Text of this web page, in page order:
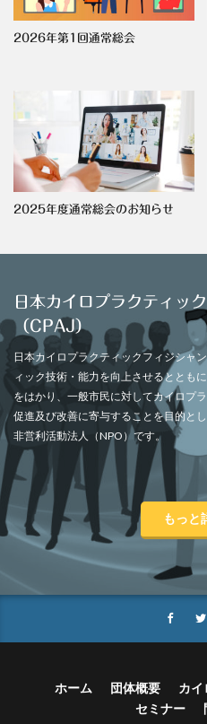
2026年第1回通常総会
2025年度通常総会のお知らせ
日本カイロプラクティッ
（CPAJ）
日本カイロプラクティックフィジシャ
ィック技術・能力を向上させるととも
をはかり、一般市民に対してカイロプ
促進及び改善に寄与することを目的と
非営利活動法人（NPO）です。
もっと
ホーム 団体概要 カイ
セミナー